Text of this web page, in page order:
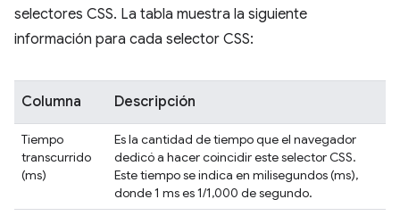
selectores CSS. La tabla muestra la siguiente
información para cada selector CSS:
Columna Descripción
Tiempo
transcurrido
(ms)
Es la cantidad de tiempo que el navegador
dedicó a hacer coincidir este selector CSS.
Este tiempo se indica en milisegundos (ms),
donde 1 ms es 1/1,000 de segundo.